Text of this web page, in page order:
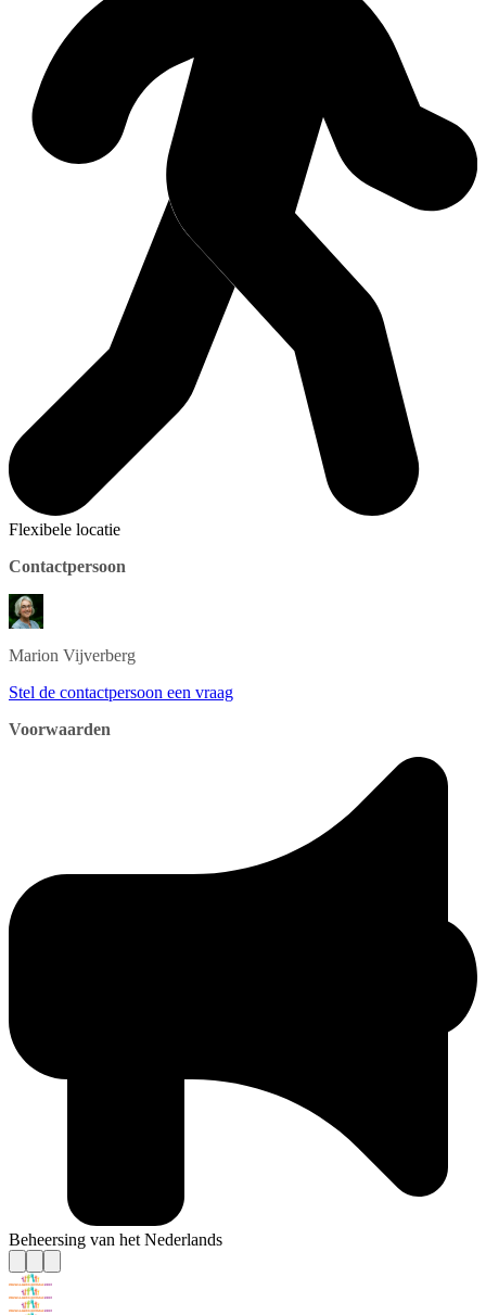
Flexibele locatie
Contactpersoon
Marion Vijverberg
Stel de contactpersoon een vraag
Voorwaarden
Beheersing van het Nederlands